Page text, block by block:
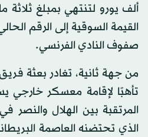
ألف يورو لتنتهي بمبلغ ثلاثة
القيمة السوقية إلى الرقم
صفوف النادي الفرنسي.
من جهة ثانية، تغادر بعثة فريق
تأهبًا لإقامة معسكر خارجي
المرتقبة بين الهلال